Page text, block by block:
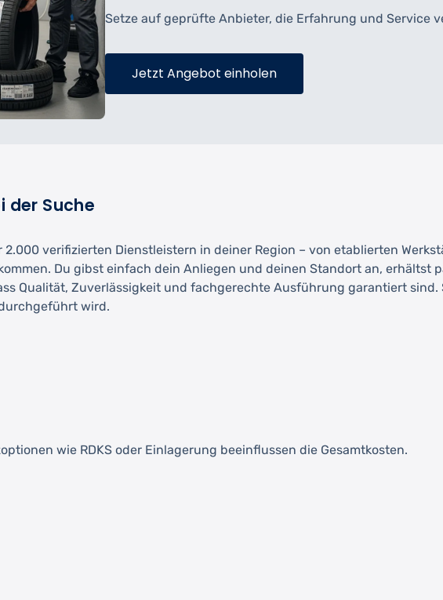
Setze auf geprüfte Anbieter, die Erfahrung und Service
Jetzt Angebot einholen
der Suche
verifizierten Dienstleistern in deiner Region – von etablierten
Du gibst einfach dein Anliegen und deinen Standort an, erhältst
Qualität, Zuverlässigkeit und fachgerechte Ausführung garantiert sind.
wird.
wie RDKS oder Einlagerung beeinflussen die Gesamtkosten.